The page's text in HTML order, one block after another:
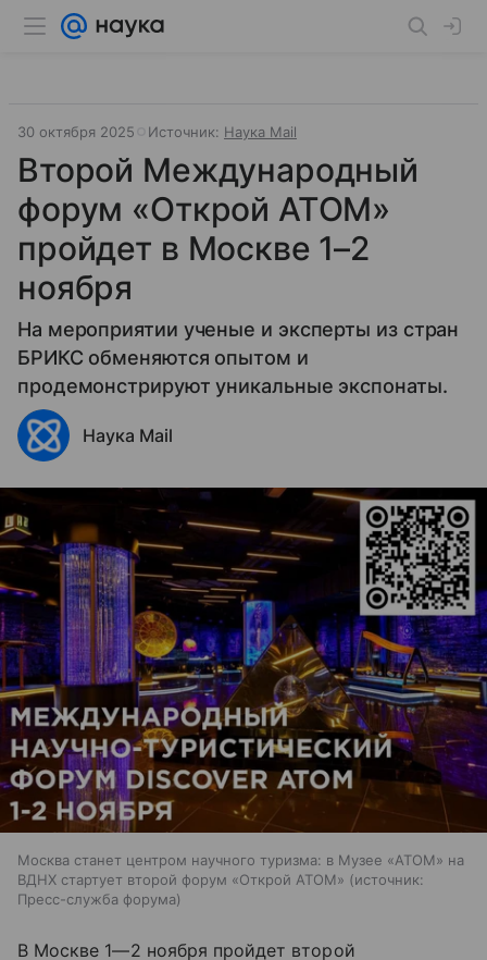
30 октября 2025 Источник: Наука Mail
Второй Международный
форум «Открой АТОМ»
пройдет в Москве 1–2
ноября
На мероприятии ученые и эксперты из стран
БРИКС обменяются опытом и
продемонстрируют уникальные экспонаты.
Наука Mail
Москва станет центром научного туризма: в Музее «АТОМ» на
ВДНХ стартует второй форум «Открой АТОМ»
источник:
Пресс-служба форума
В Москве 1—2 ноября пройдет второй